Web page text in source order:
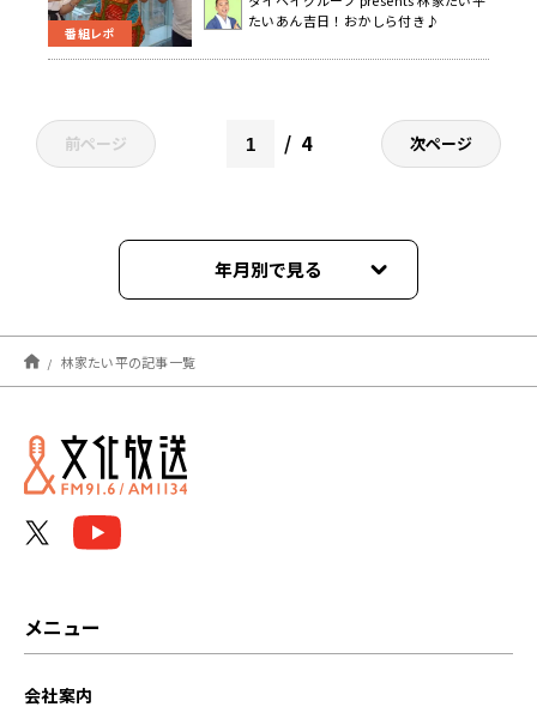
番組レポ
たいあん吉日！おかしら付き♪
前ページ 4 次ページ
年月別で見る
2026年04月
2024年11月
2024年09月
林家たい平の記事一覧
メニュー
会社案内